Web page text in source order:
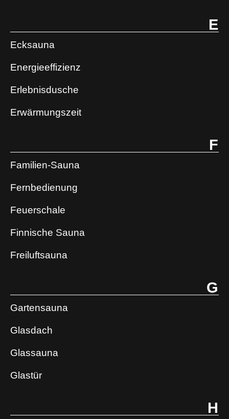
E
Ecksauna
Energieeffizienz
Erlebnisdusche
Erwärmungszeit
F
Familien-Sauna
Fernbedienung
Feuerschale
Finnische Sauna
Freiluftsauna
G
Gartensauna
Glasdach
Glassauna
Glastür
H